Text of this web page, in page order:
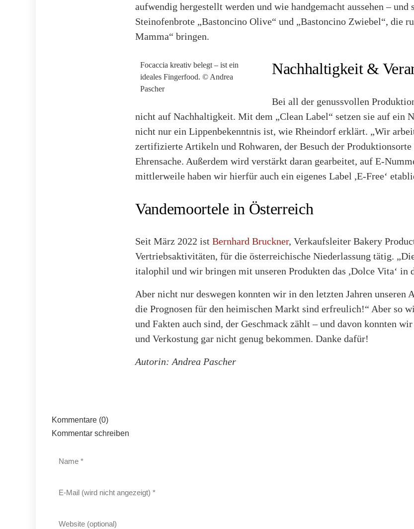
aufwendig hergestellt werden und wie handgemacht aussehen – und
Steinofenbrote „Bastoncino Olive“ und „Bastoncino Zwiebel“, die
Mamma“ bringen.
Focaccia kreativ belegt – ist ein
ideales Fingerfood. © Andrea
Pascher
Nachhaltigkeit &
Bei all der genussvollen
nicht auf Nachhaltigkeit. Mit dem „Clean Label“ setzen sie auf ein
nicht nur ein Lippenbekenntnis ist, wie Rheindorf erklärt. „Wir
zertifizierte Artikeln und Rohwaren, der Besuch der
Ehrensache. Außerdem wird verstärkt daran gearbeitet, auf E-
mittlerweile haben wir hierfür auch ein eigenes Label ,E-Free‘
Vandemoortele in Österreich
Seit März 2022 ist Bernhard Bruckner, Verkaufsleiter Bakery
Vertriebsaktivitäten, für die österreichische Niederlassung tätig.
italophil und wir bringen mit unseren Produkten das ,Dolce Vita‘ in
Aber nicht nur deswegen konnten wir in den letzten Jahren unseren
die Prognosen für den heimischen Markt sind erfreulich!“ Aber so
und Fakten auch sind, der Geschmack zählt – und davon konnten
und Verkostung gar nicht genug bekommen. Danke dafür!
Autorin: Andrea Pascher
Kommentare (0)
Kommentar schreiben